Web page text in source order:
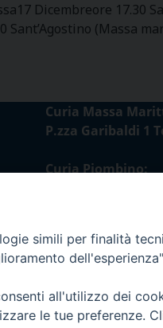
Dicembreore 17.30
Sant’Agostino (Massa
Curia Massa
P.zza Garibaldi 1
Curia Piombino:
Diocesi di Massa
simili per finalità
all'utilizzo dei
le tue preferenze.